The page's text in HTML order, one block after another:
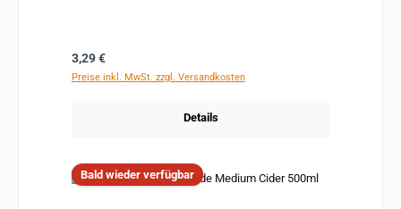
Regulärer Preis:
3,29 €
Preise inkl. MwSt. zzgl. Versandkosten
Details
Bald wieder verfügbar